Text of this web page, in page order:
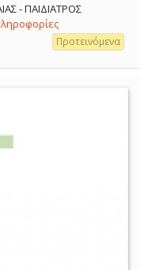
- ΠΑΙΔΙΑΤΡΟΣ
Προτεινόμενα